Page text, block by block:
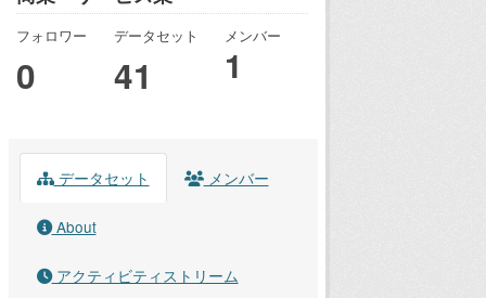
フォロワー
0
データセット
41
メンバー
1
データセット メンバー
About
アクティビティストリーム